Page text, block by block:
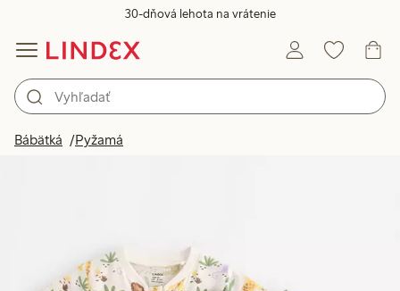
30-dňová lehota na vrátenie
Bábätká Pyžamá